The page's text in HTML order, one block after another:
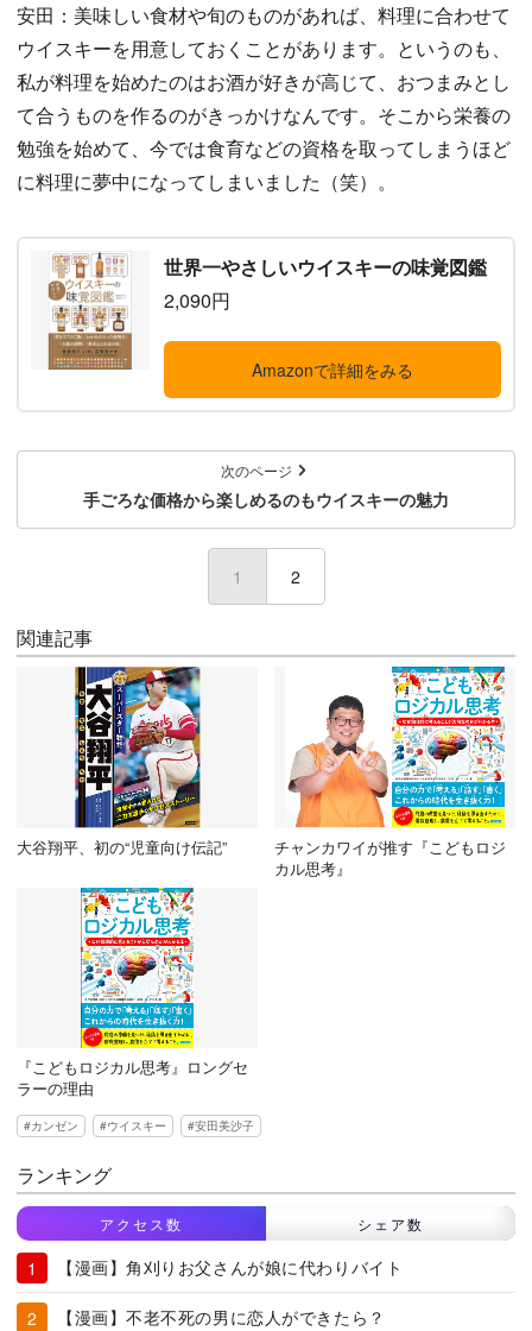
安田：美味しい食材や旬のものがあれば、料理に合わせて
ウイスキーを用意しておくことがあります。というのも、
私が料理を始めたのはお酒が好きが高じて、おつまみとし
て合うものを作るのがきっかけなんです。そこから栄養の
勉強を始めて、今では食育などの資格を取ってしまうほど
に料理に夢中になってしまいました（笑）。
世界一やさしいウイスキーの味覚図鑑
2,090円
Amazonで詳細をみる
次のページ
手ごろな価格から楽しめるのもウイスキーの魅力
1 (current)
2
関連記事
大谷翔平、初の“児童向け伝記”
チャンカワイが推す『こどもロジ
カル思考』
『こどもロジカル思考』ロングセ
ラーの理由
カンゼン ウイスキー 安田美沙子
ランキング
アクセス数 シェア数
【漫画】角刈りお父さんが娘に代わりバイト
【漫画】不老不死の男に恋人ができたら？